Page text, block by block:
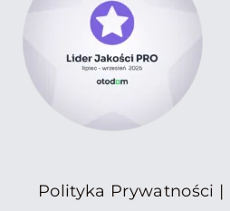
Polityka Prywatności |